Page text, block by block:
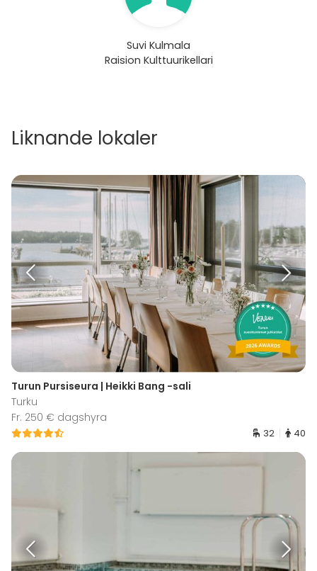
Suvi Kulmala
Raision Kulttuurikellari
Liknande lokaler
Turun Pursiseura | Heikki Bang -sali
Turku
Fr. 250 € dagshyra
32 40